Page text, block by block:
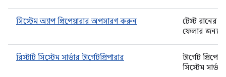
সিস্টেম অ্যাপ প্রিপেয়ারার অপসারণ করুন
টেস্ট রানের
ফেলার জন্য
রিস্টার্ট সিস্টেম সার্ভার টার্গেটপ্রিপারার
টার্গেট
সিস্টেম